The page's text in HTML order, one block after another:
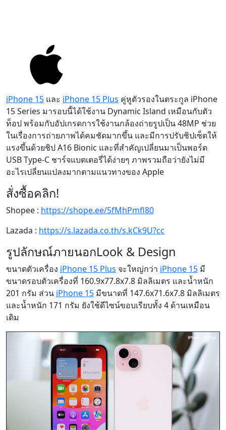
iPhone 15 และ iPhone 15 Plus คู่หูตัวรองในตระกูล iPhone
15 Series มารอบนี้ได้ใช้งาน Dynamic Island เหมือนกับตัว
ท็อป พร้อมกับอัปเกรดการใช้งานกล้องถ่ายรูปเป็น 48MP ช่วย
ในเรื่องการถ่ายภาพได้คมชัดมากขึ้น และมีการปรับชิปเซ็ตให้
แรงขึ้นด้วยชิป A16 Bionic และที่สำคัญเปลี่ยนมาเป็นพอร์ต
USB Type-C ชาร์จแบตเตอรี่ได้ง่ายๆ ภาพรวมถือว่ายังไม่มี
อะไรเปลี่ยนแปลงมากตามแนวทางของ Apple
สั่งซื้อคลิก!
Shopee : https://shope.ee/5fMhPmfl80
Lazada : https://s.lazada.co.th/s.kCk9U?cc
รูปลักษณ์ภายนอกLook & Design
ขนาดตัวเครื่อง iPhone 15 Plus จะใหญ่กว่า iPhone 15 มี
ขนาดรอบตัวเครื่องที่ 160.9x77.8x7.8 มิลลิเมตร และน้ำหนัก
201 กรัม ส่วน iPhone 15 มีขนาดที่ 147.6x71.6x7.8 มิลลิเมตร
และน้ำหนัก 171 กรัม ยังใช้ดีไซน์ขอบเรียบทั้ง 4 ด้านเหมือน
เดิม